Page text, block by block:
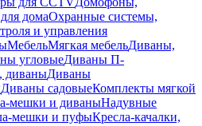
домаОхранные системы,
и управления
МебельМягкая мебельДиваны,
угловыеДиваны П-
диваныДиваны
Диваны садовыеКомплекты мягкой
мешки и диваныНадувные
мешки и пуфыКресла-качалки,